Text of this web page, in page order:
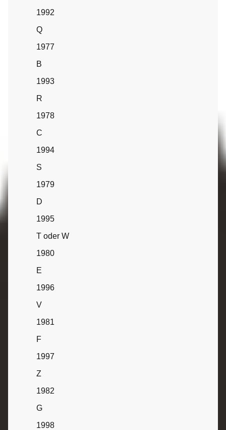
1992
Q
1977
B
1993
R
1978
C
1994
S
1979
D
1995
T oder W
1980
E
1996
V
1981
F
1997
Z
1982
G
1998